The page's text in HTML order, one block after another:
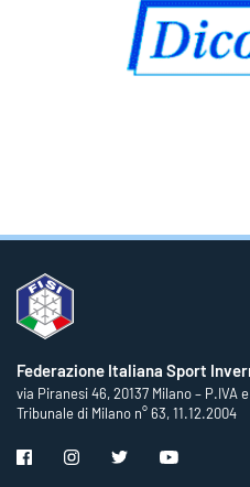
Federazione Italiana Sport
via Piranesi 46, 20137 Milano – P.IVA
Tribunale di Milano n° 63, 11.12.2004